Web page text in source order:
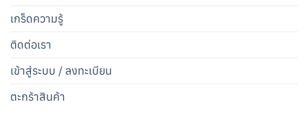
เกร็ดความรู้
ติดต่อเรา
เข้าสู่ระบบ / ลงทะเบียน
ตะกร้าสินค้า